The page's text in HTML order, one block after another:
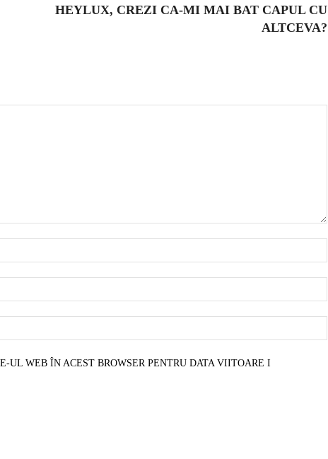
HEYLUX, CREZI CA-MI MAI BAT CAPUL CU
ALTCEVA?
WEB ÎN ACEST BROWSER PENTRU DATA VIITOARE I